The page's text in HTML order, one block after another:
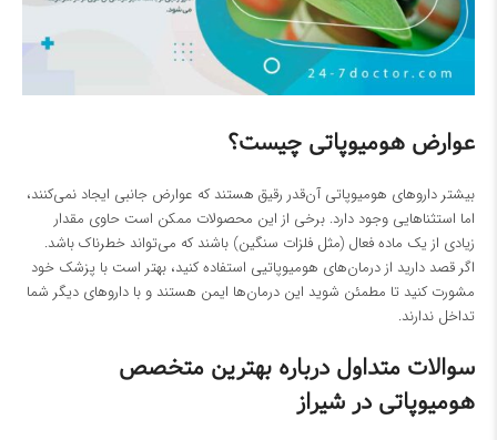
عوارض هومیوپاتی چیست؟
بیشتر داروهای هومیوپاتی آن‌قدر رقیق هستند که عوارض جانبی ایجاد نمی‌کنند،
اما استثناهایی وجود دارد. برخی از این محصولات ممکن است حاوی مقدار
زیادی از یک ماده فعال (مثل فلزات سنگین) باشند که می‌تواند خطرناک باشد.
اگر قصد دارید از درمان‌های هومیوپاتیی استفاده کنید، بهتر است با پزشک خود
مشورت کنید تا مطمئن شوید این درمان‌ها ایمن هستند و با داروهای دیگر شما
تداخل ندارند.
سوالات متداول درباره بهترین متخصص
هومیوپاتی در شیراز